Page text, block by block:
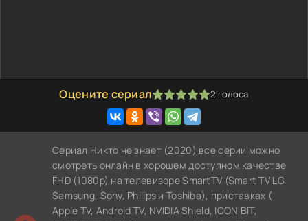
Оцените сериал
1 2 3 4 5 2 голоса
Сериал Никто не знает (2020) все серии можно
смотреть онлайн в хорошем доступном качестве
FHD (1080p) на телевизоре SmartTV (Smart TV LG,
Samsung, Sony, Philips и Toshiba), приставках (
Apple TV, Android TV, NVIDIA Shield, ICON BIT,